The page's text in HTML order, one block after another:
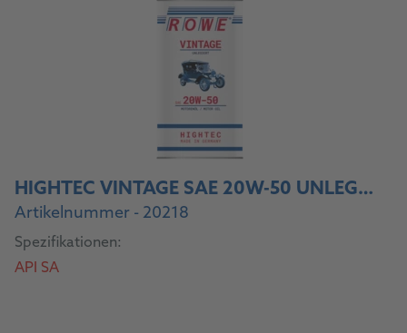
HIGHTEC VINTAGE SAE 20W-50 UNLEGIERT
Artikelnummer - 20218
Spezifikationen:
API SA